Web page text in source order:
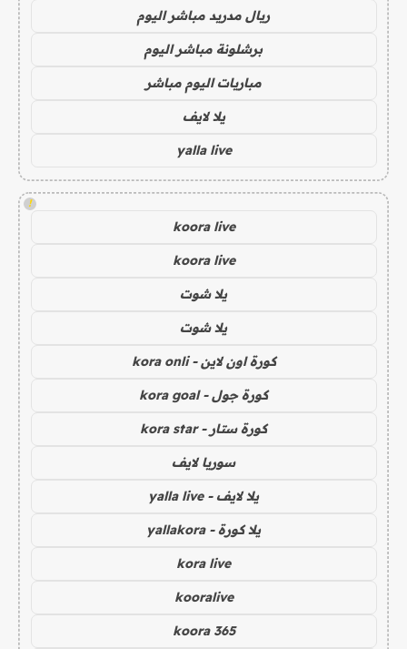
ريال مدريد مباشر اليوم
برشلونة مباشر اليوم
مباريات اليوم مباشر
يلا لايف
yalla live
!
koora live
koora live
يلا شوت
يلا شوت
كورة اون لاين - kora onli
كورة جول - kora goal
كورة ستار - kora star
سوريا لايف
يلا لايف - yalla live
يلا كورة - yallakora
kora live
kooralive
koora 365